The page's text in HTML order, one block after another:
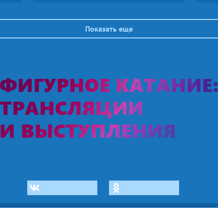
Гврито» и двукратные бронзовые
призеры Пекина, объединяющие эти
песенные хиты разных эпох. По итогам
Показать еще